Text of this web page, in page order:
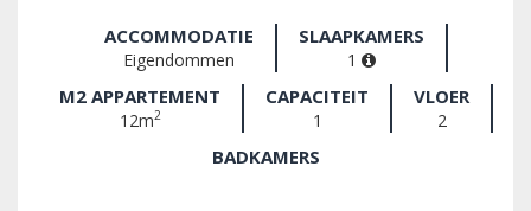
ACCOMMODATIE
Eigendommen
SLAAPKAMERS
1
M2 APPARTEMENT
12m2
CAPACITEIT
1
VLOER
2
BADKAMERS